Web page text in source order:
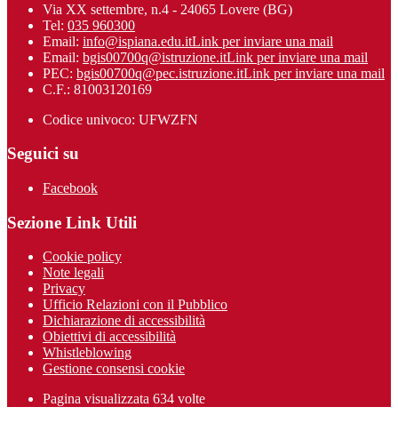
Via XX settembre, n.4 - 24065 Lovere (BG)
Tel: 035 960300
Email: info@ispiana.edu.itLink per inviare una mail
Email: bgis00700q@istruzione.itLink per inviare una mail
PEC: bgis00700q@pec.istruzione.itLink per inviare una mail
C.F.: 81003120169
Codice univoco: UFWZFN
Seguici su
Facebook
Sezione Link Utili
Cookie policy
Note legali
Privacy
Ufficio Relazioni con il Pubblico
Dichiarazione di accessibilità
Obiettivi di accessibilità
Whistleblowing
Gestione consensi cookie
Pagina visualizzata 634 volte